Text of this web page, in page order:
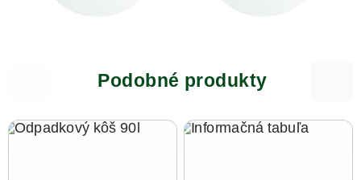
Podobné produkty